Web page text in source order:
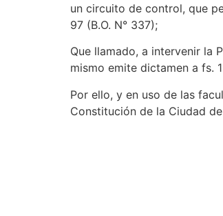
un circuito de control, que
97 (B.O. N° 337);
Que llamado, a intervenir la
mismo emite dictamen a fs.
Por ello, y en uso de las
Constitución de la Ciudad